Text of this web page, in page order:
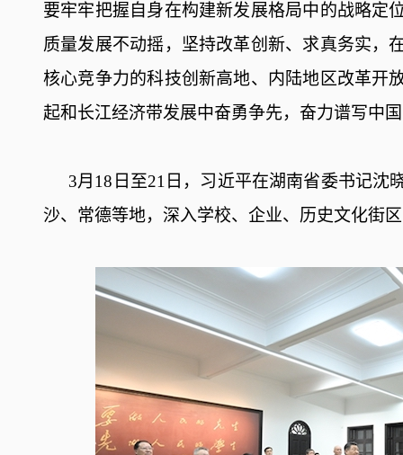
要牢牢把握自身在构建新发展格局中的战略定
质量发展不动摇，坚持改革创新、求真务实，
核心竞争力的科技创新高地、内陆地区改革开
起和长江经济带发展中奋勇争先，奋力谱写中
3月18日至21日，习近平在湖南省委书记沈
沙、常德等地，深入学校、企业、历史文化街